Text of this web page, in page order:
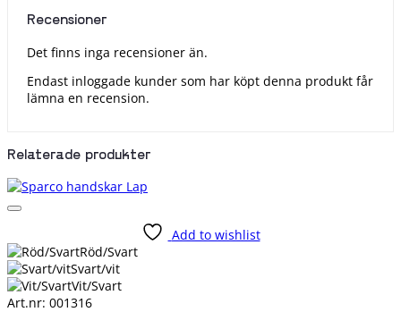
Recensioner
Det finns inga recensioner än.
Endast inloggade kunder som har köpt denna produkt får
lämna en recension.
Relaterade produkter
Add to wishlist
Röd/Svart
Svart/vit
Vit/Svart
Art.nr: 001316